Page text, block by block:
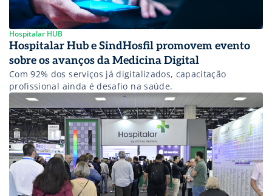
Hospitalar HUB
Hospitalar Hub e SindHosfil promovem evento
sobre os avanços da Medicina Digital
Com 92% dos serviços já digitalizados, capacitação
profissional ainda é desafio na saúde.